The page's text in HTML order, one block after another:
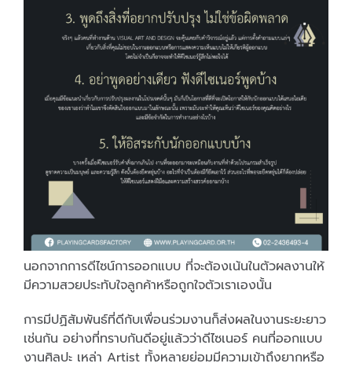
นอกจากการดีไซน์การออกแบบ ที่จะต้องเน้นในตัวผลงานให้
มีความสวยประทับใจลูกค้าหรือถูกใจตัวเราเองนั้น
การมีปฏิสัมพันธ์ที่ดีกับเพื่อนร่วมงานก็ส่งผลในงานระยะยาว
เช่นกัน อย่างที่ทราบกันดีอยู่แล้วว่าดีไซเนอร์ คนที่ออกแบบ
งานศิลปะ เหล่า Artist ทั้งหลายย่อมมีความเข้าถึงยากหรือ